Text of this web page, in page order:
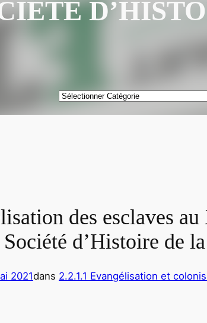
Catégories
des esclaves
d’Histoire de
2021dans 2.2.1.1 Evangélisation et